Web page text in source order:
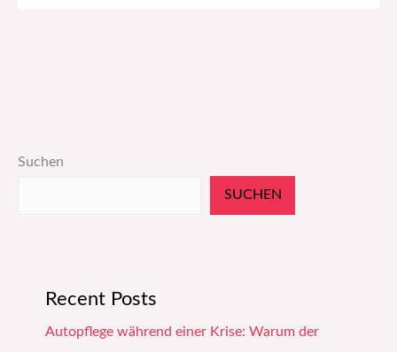
Suchen
SUCHEN
Recent Posts
Autopflege während einer Krise: Warum der